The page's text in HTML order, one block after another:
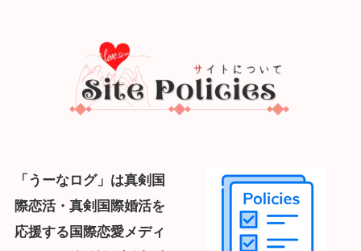
「うーなログ」は真剣 国
際恋活・真剣 国際婚活を
応援する国際恋愛メディ